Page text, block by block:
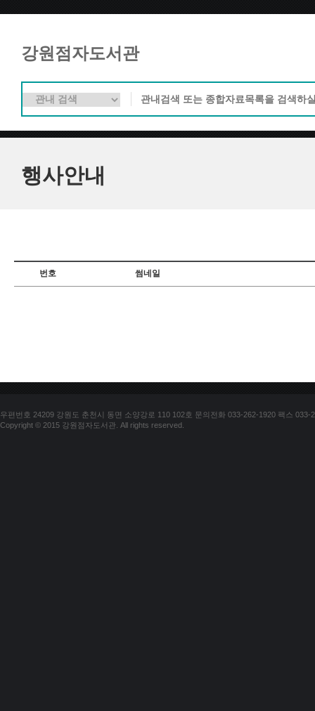
강원점자도서관
행사안내
번호 썸네일
우편번호 24209 강원도 춘천시 동면 소양강로 110 102호 문의전화 033-262-1920 팩스 033-
Copyright © 2015 강원점자도서관. All rights reserved.